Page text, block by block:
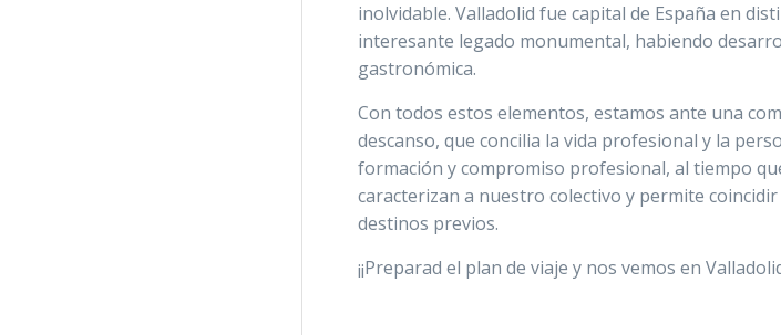
inolvidable. Valladolid fue capital de España en
interesante legado monumental, habiendo
gastronómica.
Con todos estos elementos, estamos ante una
descanso, que concilia la vida profesional y la
formación y compromiso profesional, al tiempo
caracterizan a nuestro colectivo y permite
destinos previos.
¡¡Preparad el plan de viaje y nos vemos en